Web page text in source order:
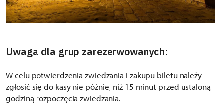
Uwaga dla grup zarezerwowanych:
W celu potwierdzenia zwiedzania i zakupu biletu należy
zgłosić się do kasy nie później niż 15 minut przed ustaloną
godziną rozpoczęcia zwiedzania.